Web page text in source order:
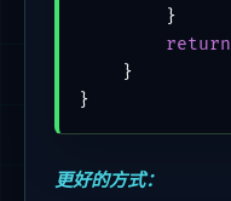
        }
return
    }
更好的方式：